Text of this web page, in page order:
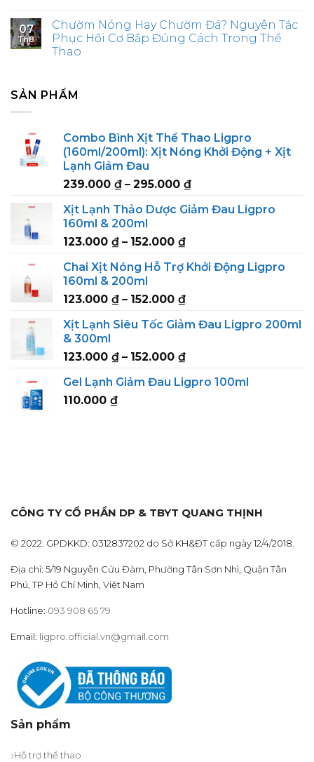
07
Th8
Chườm Nóng Hay Chườm Đá? Nguyên Tắc
Phục Hồi Cơ Bắp Đúng Cách Trong Thể
Thao
SẢN PHẨM
Combo Bình Xịt Thể Thao Ligpro
(160ml/200ml): Xịt Nóng Khởi Động + Xịt
Lạnh Giảm Đau
239.000 ₫ – 295.000 ₫Price
239.000 ₫
Xịt Lạnh Thảo Dược Giảm Đau Ligpro
160ml & 200ml
123.000 ₫ – 152.000 ₫Price
123.000 ₫
152.000 ₫
Chai Xịt Nóng Hỗ Trợ Khởi Động Ligpro
160ml & 200ml
123.000 ₫ – 152.000 ₫Price
123.000 ₫
152.000 ₫
Xịt Lạnh Siêu Tốc Giảm Đau Ligpro 200ml
& 300ml
123.000 ₫ – 152.000 ₫Price
123.000 ₫
Gel Lạnh Giảm Đau Ligpro 100ml
110.000 ₫
CÔNG TY CỔ PHẦN DP & TBYT QUANG THỊNH
© 2022. GPDKKD: 0312837202 do Sở KH&ĐT cấp ngày 12/4/2018.
Địa chỉ: 5/19 Nguyễn Cửu Đàm, Phường Tân Sơn Nhì, Quận Tân
Phú, TP Hồ Chí Minh, Việt Nam
Hotline: 093 908 65 79
Email: ligpro.official.vn@gmail.com
Sản phẩm
Hỗ trợ thể thao